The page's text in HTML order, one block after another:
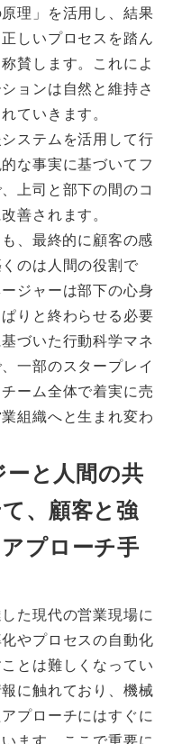
理」を活用し、結果
しいプロセスを踏ん
賛します。これによ
ョンは自然と維持さ
ていきます。
ステムを活用して行
な事実に基づいてフ
上司と部下の間のコ
善されます。
、最終的に顧客の感
のは人間の役割で
ジャーは部下の心身
りと終わらせる必要
づいた行動科学マネ
一部のスタープレイ
ーム全体で着実に売
組織へと生まれ変わ
と人間の共
、顧客と強
プローチ手
た現代の営業現場に
やプロセスの自動化
とは難しくなってい
に触れており、機械
プローチにはすぐに
ます。ここで重要に